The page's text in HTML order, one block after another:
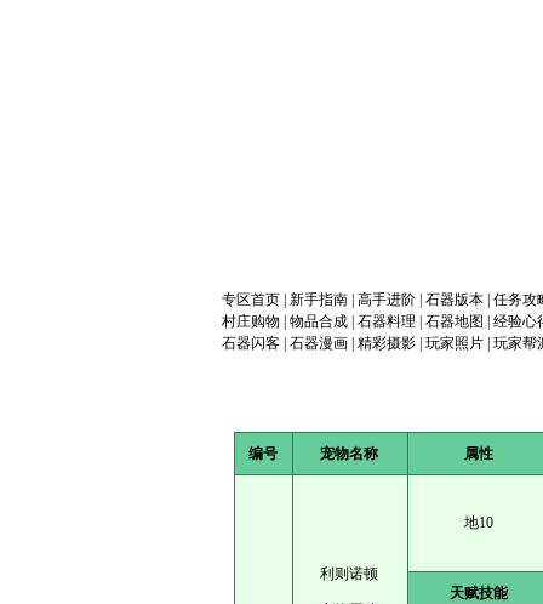
专区首页 新手指南 高手进阶 石器版本 任务攻
村庄购物
物品合成 石器料理 石器地图
经验心
石器闪客 石器漫画 精彩摄影 玩家照片 玩家帮
编号 宠物名称 属性
利则诺顿
地10
天赋技能